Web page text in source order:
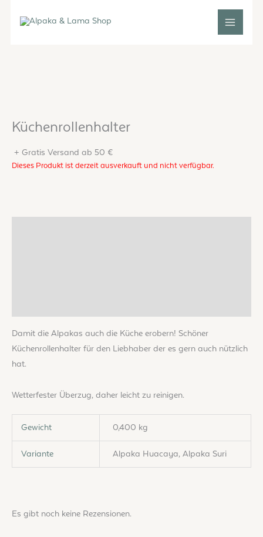
Inhalt
Küchenrollenhalter
+ Gratis Versand ab 50 €
Dieses Produkt ist derzeit ausverkauft und nicht verfügbar.
Damit die Alpakas auch die Küche erobern! Schöner
Küchenrollenhalter für den Liebhaber der es gern auch nützlich
hat.
Wetterfester Überzug, daher leicht zu reinigen.
Gewicht 0,400 kg
Variante Alpaka Huacaya, Alpaka Suri
Es gibt noch keine Rezensionen.